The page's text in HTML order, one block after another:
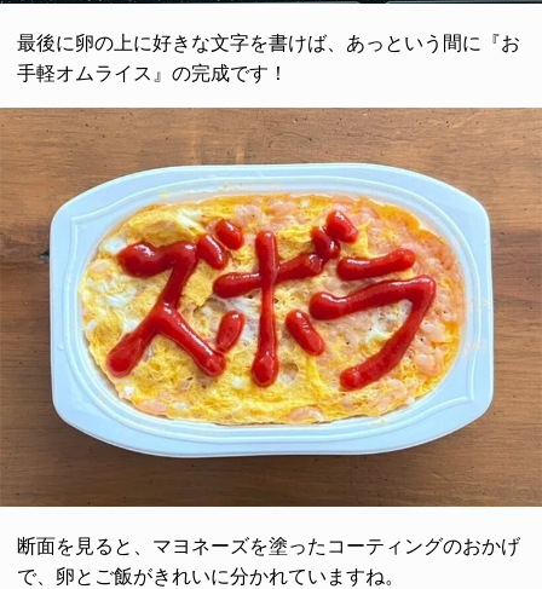
最後に卵の上に好きな文字を書けば、あっという間に『お
手軽オムライス』の完成です！
断面を見ると、マヨネーズを塗ったコーティングのおかげ
で、卵とご飯がきれいに分かれていますね。